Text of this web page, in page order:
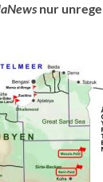
nur